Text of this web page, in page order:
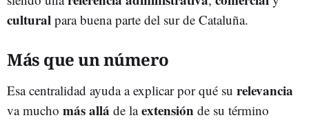
cultural para buena parte del sur de Cataluña.
Más que un número
Esa centralidad ayuda a explicar por qué su relevancia
va mucho másallá de laextensión de su término